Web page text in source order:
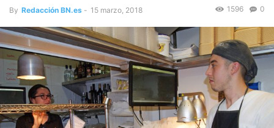
By Redacción BN.es - 15 marzo, 2018 0
1596